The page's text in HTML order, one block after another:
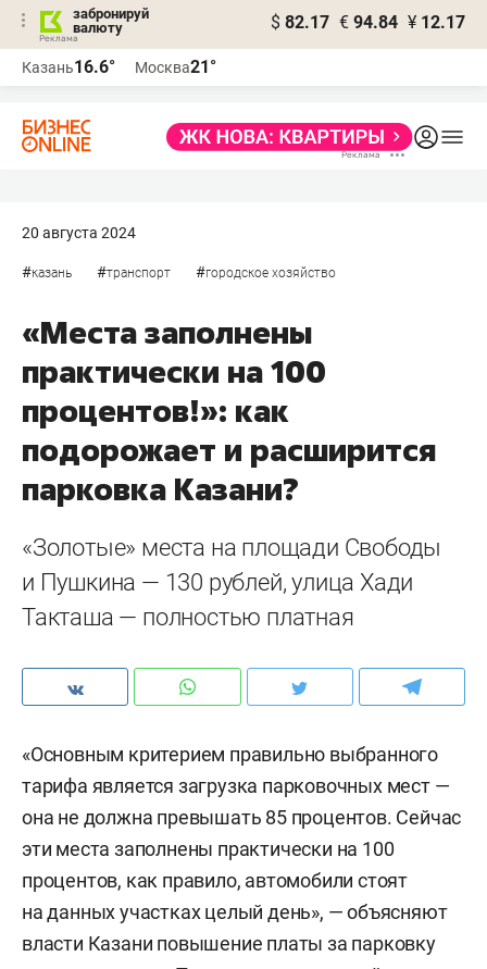
забронируй
валюту
$ 82.17 € 94.84 ¥ 12.17
Казань16.6° Москва21°
20 августа 2024
#казань #транспорт #городское хозяйство
«Места заполнены
практически на 100
процентов!»: как
подорожает и расширится
парковка Казани?
«Золотые» места на площади Свободы
и Пушкина — 130 рублей, улица Хади
Такташа — полностью платная
«Основным критерием правильно выбранного
тарифа является загрузка парковочных мест —
она не должна превышать 85 процентов. Сейчас
эти места заполнены практически на 100
процентов, как правило, автомобили стоят
на данных участках целый день», — объясняют
власти Казани повышение платы за парковку